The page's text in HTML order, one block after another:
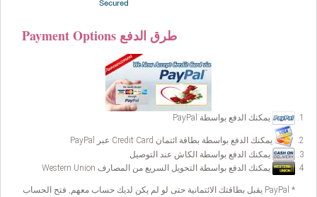
Payment Options طرق الدفع
يمكنك الدفع بواسطة PayPal
يمكنك الدفع بواسطة بطاقة ائتمان Credit Card عبر PayPal
يمكنك الدفع بواسطة الكاش عند التوصيل
يمكنك الدفع بواسطة التحويل السريع من المصارف Western Union
* PayPal يقبل بطاقتك الائتمانية حتى لو لم يكن لديك حساب معهم, فتح الحساب